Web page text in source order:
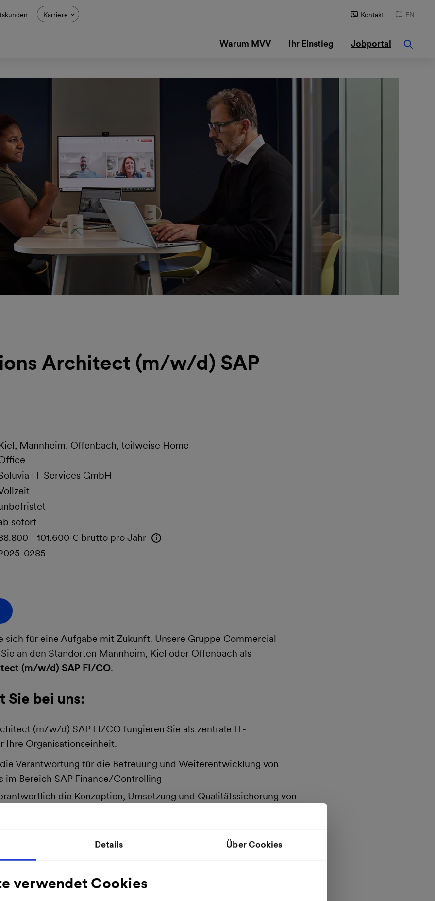
Details Über Cookies
verwendet Cookies
Karriere Kontakt EN
Warum MVV Ihr Einstieg Jobportal
Architect (m/w/d) SAP
Mannheim, Offenbach, teilweise Home-
IT-Services GmbH
sofort
- 101.600 € brutto pro Jahr
0285
sich für eine Aufgabe mit Zukunft. Unsere Gruppe Commercial
an den Standorten Mannheim, Kiel oder Offenbach als
(m/w/d) SAP FI/CO.
Sie bei uns:
(m/w/d) SAP FI/CO fungieren Sie als zentrale IT-
Ihre Organisationseinheit.
Verantwortung für die Betreuung und Weiterentwicklung von
im Bereich SAP Finance/Controlling
die Konzeption, Umsetzung und Qualitätssicherung von
Projekten als Projekt-/Teilprojektleiter*in Verantwortung
Themengebiet eingesetzten externen IT-Dienstleister
mit: